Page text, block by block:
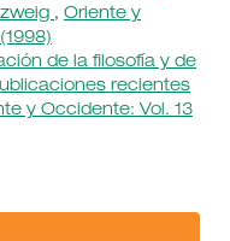
, Oriente y
de la filosofía y de
recientes
y Occidente: Vol. 13